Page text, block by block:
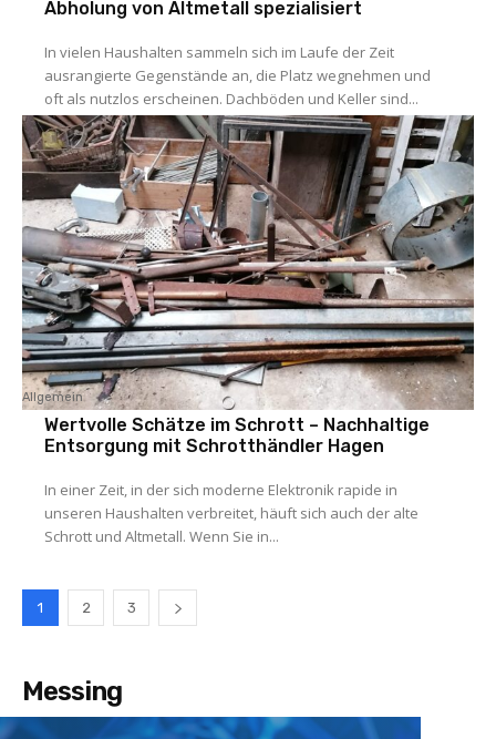
Abholung von Altmetall spezialisiert
In vielen Haushalten sammeln sich im Laufe der Zeit
ausrangierte Gegenstände an, die Platz wegnehmen und
oft als nutzlos erscheinen. Dachböden und Keller sind...
Allgemein
Wertvolle Schätze im Schrott – Nachhaltige
Entsorgung mit Schrotthändler Hagen
In einer Zeit, in der sich moderne Elektronik rapide in
unseren Haushalten verbreitet, häuft sich auch der alte
Schrott und Altmetall. Wenn Sie in...
1 2 3
Messing